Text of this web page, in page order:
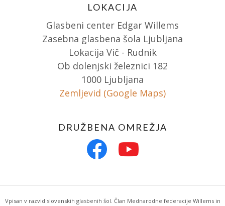
LOKACIJA
Glasbeni center Edgar Willems
Zasebna glasbena šola Ljubljana
Lokacija Vič - Rudnik
Ob dolenjski železnici 182
1000 Ljubljana
Zemljevid (Google Maps)
DRUŽBENA OMREŽJA
Vpisan v razvid slovenskih glasbenih šol. Član Mednarodne federacije Willems in